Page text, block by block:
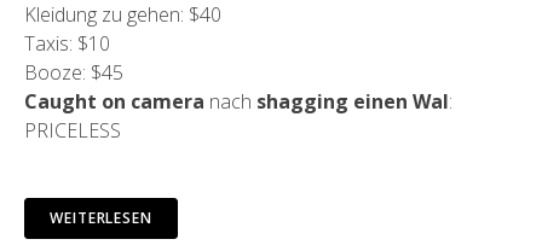
Kleidung zu gehen: $40
Taxis: $10
Booze: $45
Caught on camera nach shagging einen Wal:
PRICELESS
WEITERLESEN